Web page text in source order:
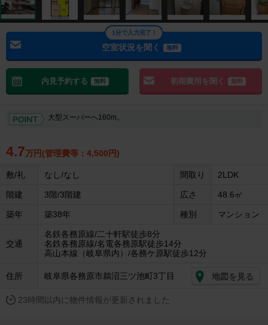
空室状況を聞く 無料
1分で入力完了！
内見予約する 無料 初期費用を聞く 無料
大型スーパーへ160m。
4.7万円(管理費等：4,500円)
敷/礼 なし/なし 間取り 2LDK
階建 3階/3階建 広さ 48.6㎡
築年 築38年 種別 マンション
交通
名鉄各務原線/二十軒駅徒歩8分
名鉄各務原線/名電各務原駅徒歩14分
高山本線（岐阜県内）/各務ケ原駅徒歩12分
住所 岐阜県各務原市鵜沼三ツ池町3丁目 地図を見る
23時間以内に物件情報が更新されました